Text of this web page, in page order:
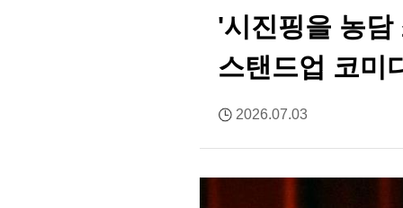
'시진핑을 농담
스탠드업 코미
2026.07.03